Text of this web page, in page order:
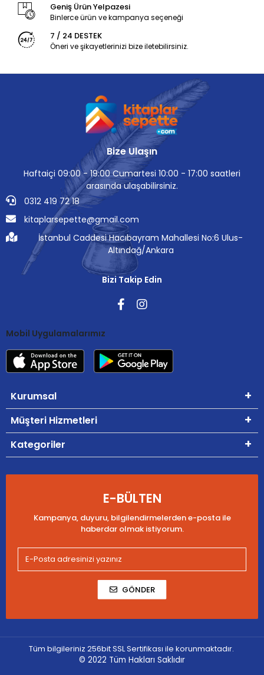
Geniş Ürün Yelpazesi
Binlerce ürün ve kampanya seçeneği
7 / 24 DESTEK
Öneri ve şikayetlerinizi bize iletebilirsiniz.
Bize Ulaşın
Haftaiçi 09:00 - 19:00 Cumartesi 10:00 - 17:00 saatleri
arasında ulaşabilirsiniz.
0312 419 72 18
kitaplarsepette@gmail.com
İstanbul Caddesi Hacıbayram Mahallesi No:6 Ulus-
Altındağ/Ankara
Bizi Takip Edin
Mobil Uygulamalarımız
Kurumsal
Müşteri Hizmetleri
Kategoriler
E-BÜLTEN
Kampanya, duyuru, bilgilendirmelerden e-posta ile
haberdar olmak istiyorum.
GÖNDER
Tüm bilgileriniz 256bit SSL Sertifikası ile korunmaktadır.
© 2022 Tüm Hakları Saklıdır